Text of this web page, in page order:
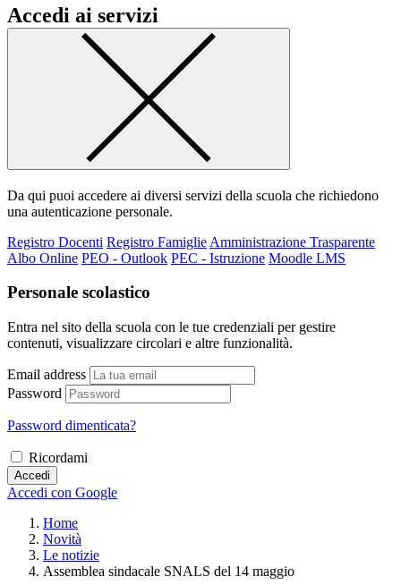
Accedi ai servizi
Da qui puoi accedere ai diversi servizi della scuola che richiedono
una autenticazione personale.
Registro Docenti Registro Famiglie Amministrazione Trasparente
Albo Online PEO - Outlook PEC - Istruzione Moodle LMS
Personale scolastico
Entra nel sito della scuola con le tue credenziali per gestire
contenuti, visualizzare circolari e altre funzionalità.
Email address
Password
Password dimenticata?
Ricordami
Accedi
Accedi con Google
Home
Novità
Le notizie
Assemblea sindacale SNALS del 14 maggio